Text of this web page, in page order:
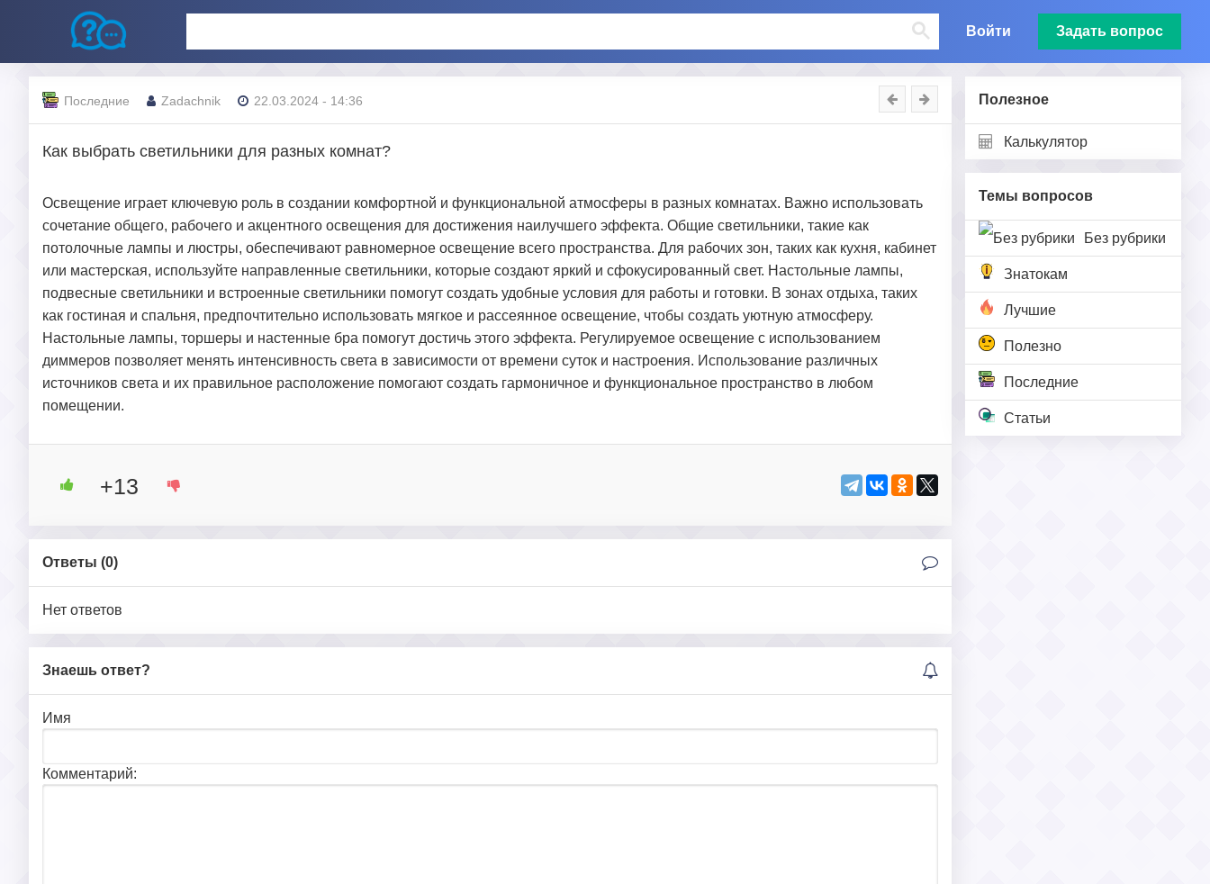
Войти Задать вопрос
Полезное
Калькулятор
Темы вопросов
Без рубрики
Знатокам
Лучшие
Полезно
Последние
Статьи
Последние Zadachnik 22.03.2024 - 14:36
Как выбрать светильники для разных комнат?
Освещение играет ключевую роль в создании комфортной и функциональной атмосферы в разных комнатах. Важно использовать
сочетание общего, рабочего и акцентного освещения для достижения наилучшего эффекта. Общие светильники, такие как
потолочные лампы и люстры, обеспечивают равномерное освещение всего пространства. Для рабочих зон, таких как кухня, кабинет
или мастерская, используйте направленные светильники, которые создают яркий и сфокусированный свет. Настольные лампы,
подвесные светильники и встроенные светильники помогут создать удобные условия для работы и готовки. В зонах отдыха, таких
как гостиная и спальня, предпочтительно использовать мягкое и рассеянное освещение, чтобы создать уютную атмосферу.
Настольные лампы, торшеры и настенные бра помогут достичь этого эффекта. Регулируемое освещение с использованием
диммеров позволяет менять интенсивность света в зависимости от времени суток и настроения. Использование различных
источников света и их правильное расположение помогают создать гармоничное и функциональное пространство в любом
помещении.
+13
Ответы (0)
Нет ответов
Знаешь ответ?
Имя
Комментарий: